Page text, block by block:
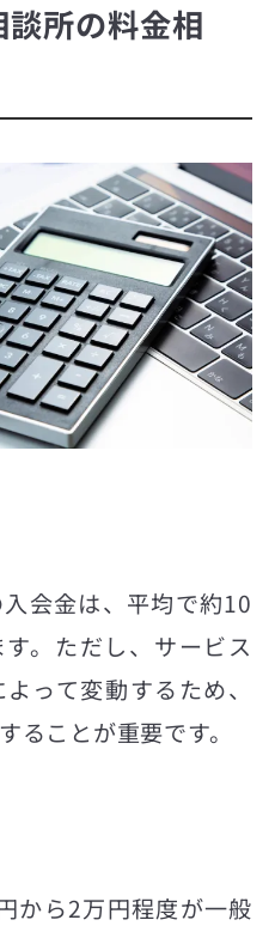
所の料金相
会金は、平均で約10
。ただし、サービス
って変動するため、
ることが重要です。
から2万円程度が一般